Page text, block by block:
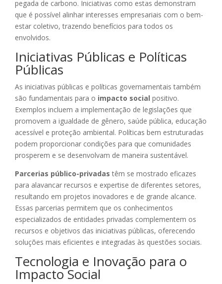
pegada de carbono. Iniciativas como estas demonstram
que é possível alinhar interesses empresariais com o bem-
estar coletivo, trazendo benefícios para todos os
envolvidos.
Iniciativas Públicas e Políticas
Públicas
As iniciativas públicas e políticas governamentais também
são fundamentais para o impacto social positivo.
Exemplos incluem a implementação de legislações que
promovem a igualdade de gênero, saúde pública, educação
acessível e proteção ambiental. Políticas bem estruturadas
podem proporcionar condições para que comunidades
prosperem e se desenvolvam de maneira sustentável.
Parcerias público-privadas têm se mostrado eficazes
para alavancar recursos e expertise de diferentes setores,
resultando em projetos inovadores e de grande alcance.
Essas parcerias permitem que os conhecimentos
especializados de entidades privadas complementem os
recursos e objetivos das iniciativas públicas, oferecendo
soluções mais eficientes e integradas às questões sociais.
Tecnologia e Inovação para o
Impacto Social